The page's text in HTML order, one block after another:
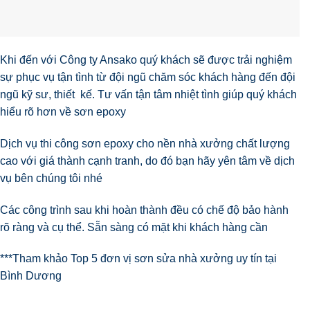
Khi đến với Công ty Ansako quý khách sẽ được trải nghiệm
sự phục vụ tận tình từ đội ngũ chăm sóc khách hàng đến đội
ngũ kỹ sư, thiết kế. Tư vấn tận tâm nhiệt tình giúp quý khách
hiểu rõ hơn về sơn epoxy
Dịch vụ thi công sơn epoxy cho nền nhà xưởng chất lượng
cao với giá thành cạnh tranh, do đó bạn hãy yên tâm về dịch
vụ bên chúng tôi nhé
Các công trình sau khi hoàn thành đều có chế độ bảo hành
rõ ràng và cụ thể. Sẵn sàng có mặt khi khách hàng cần
***Tham khảo Top 5 đơn vị sơn sửa nhà xưởng uy tín tại
Bình Dương